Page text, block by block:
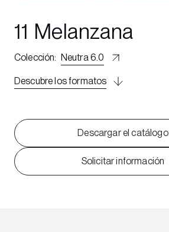
11 Melanzana
Colección: Neutra 6.0
Descubre los formatos
Descargar el catálogo
Solicitar información